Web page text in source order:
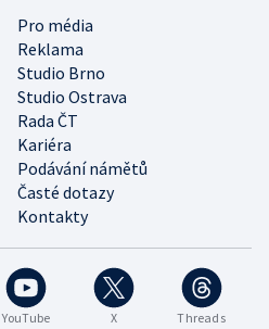
YouTube X Threads
Pro média
Reklama
Studio Brno
Studio Ostrava
Rada ČT
Kariéra
Podávání námětů
Časté dotazy
Kontakty